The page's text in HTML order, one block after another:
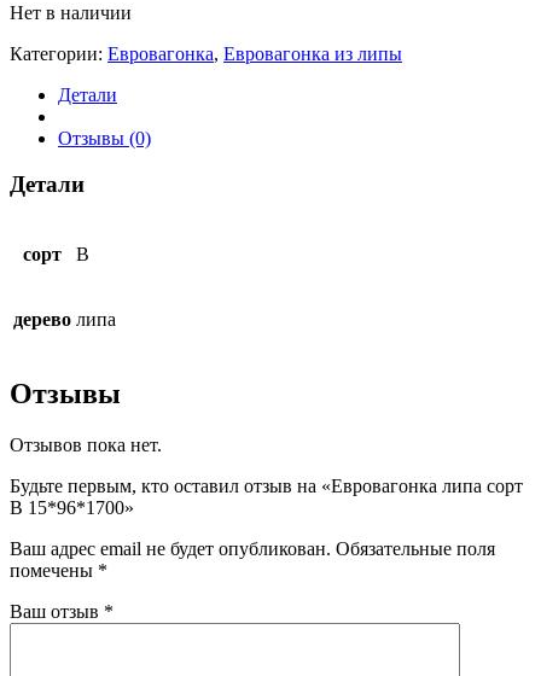
Нет в наличии
Категории: Евровагонка, Евровагонка из липы
Детали
Отзывы (0)
Детали
сорт B
дерево липа
Отзывы
Отзывов пока нет.
Будьте первым, кто оставил отзыв на «Евровагонка липа сорт
В 15*96*1700»
Ваш адрес email не будет опубликован. Обязательные поля
помечены *
Ваш отзыв *